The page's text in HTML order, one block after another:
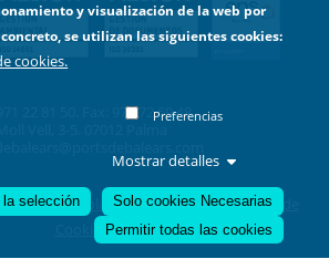
22 81 50. Fax: 971 72 69 48.
Legal|Política de Privacidad|Política de
Cookies
y visualización de la web por
se utilizan las siguientes cookies:
cookies.
Preferencias
Mostrar detalles
la selección
Solo cookies Necesarias
Permitir todas las cookies
Revocar consentimiento